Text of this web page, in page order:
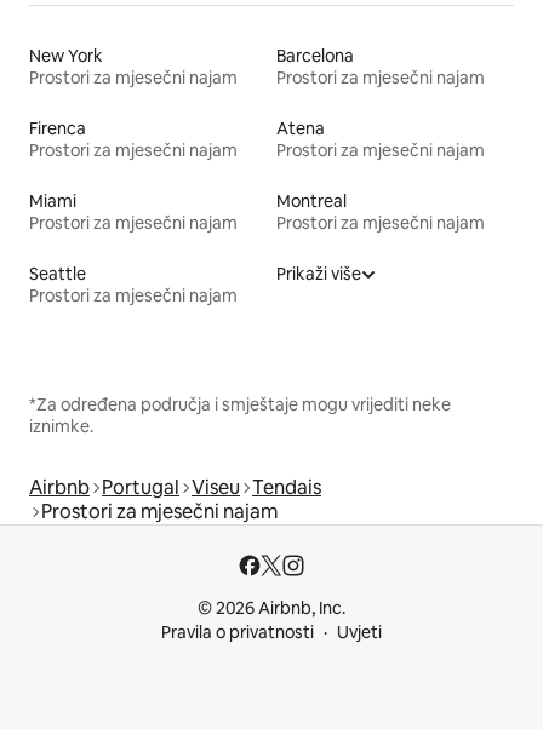
New York
Prostori za mjesečni najam
Barcelona
Prostori za mjesečni najam
Firenca
Prostori za mjesečni najam
Atena
Prostori za mjesečni najam
Miami
Prostori za mjesečni najam
Montreal
Prostori za mjesečni najam
Seattle
Prostori za mjesečni najam
Prikaži više
*Za određena područja i smještaje mogu vrijediti neke
iznimke.
Airbnb Portugal Viseu Tendais
Prostori za mjesečni najam
© 2026 Airbnb, Inc.
Pravila o privatnosti
Uvjeti